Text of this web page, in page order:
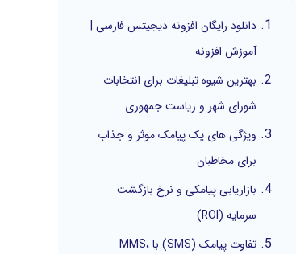
دانلود رایگان افزونه دیجیتس فارسی |
آموزش افزونه
بهترین شیوه تبلیغات برای انتخابات
شورای شهر و ریاست جمهوری
ویژگی های یک پیامک موثر و جذاب
برای مخاطبان
بازاریابی پیامکی و نرخ بازگشت
سرمایه (ROI)
تفاوت پیامک (SMS) با MMS،